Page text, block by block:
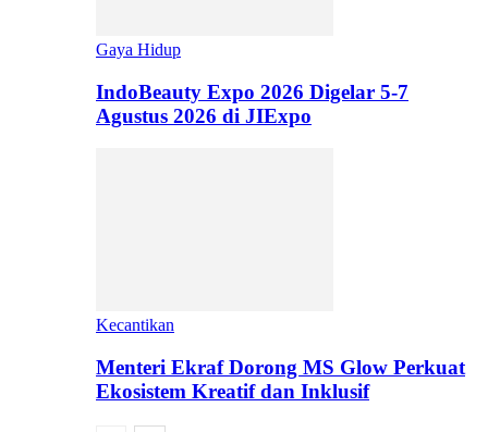
Gaya Hidup
IndoBeauty Expo 2026 Digelar 5-7
Agustus 2026 di JIExpo
Kecantikan
Menteri Ekraf Dorong MS Glow Perkuat
Ekosistem Kreatif dan Inklusif